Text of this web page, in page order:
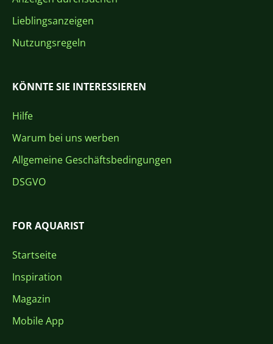
Lieblingsanzeigen
Nutzungsregeln
KÖNNTE SIE INTERESSIEREN
Hilfe
Warum bei uns werben
Allgemeine Geschäftsbedingungen
DSGVO
FOR AQUARIST
Startseite
Inspiration
Magazin
Mobile App